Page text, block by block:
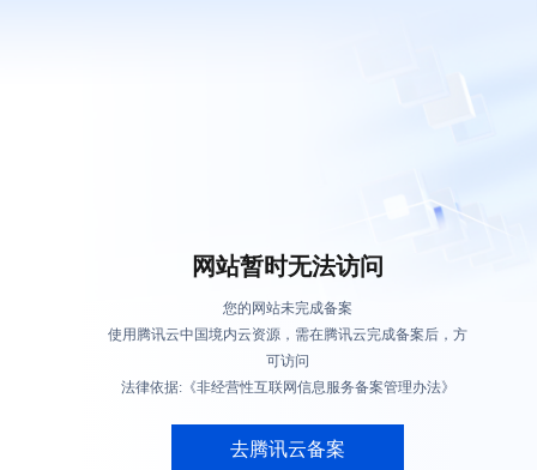
网站暂时无法访问
您的网站未完成备案
使用腾讯云中国境内云资源，需在腾讯云完成备案后，方
可访问
法律依据:《非经营性互联网信息服务备案管理办法》
去腾讯云备案